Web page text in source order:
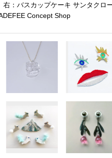
：バスカップケーキ サンタクロ
Concept Shop